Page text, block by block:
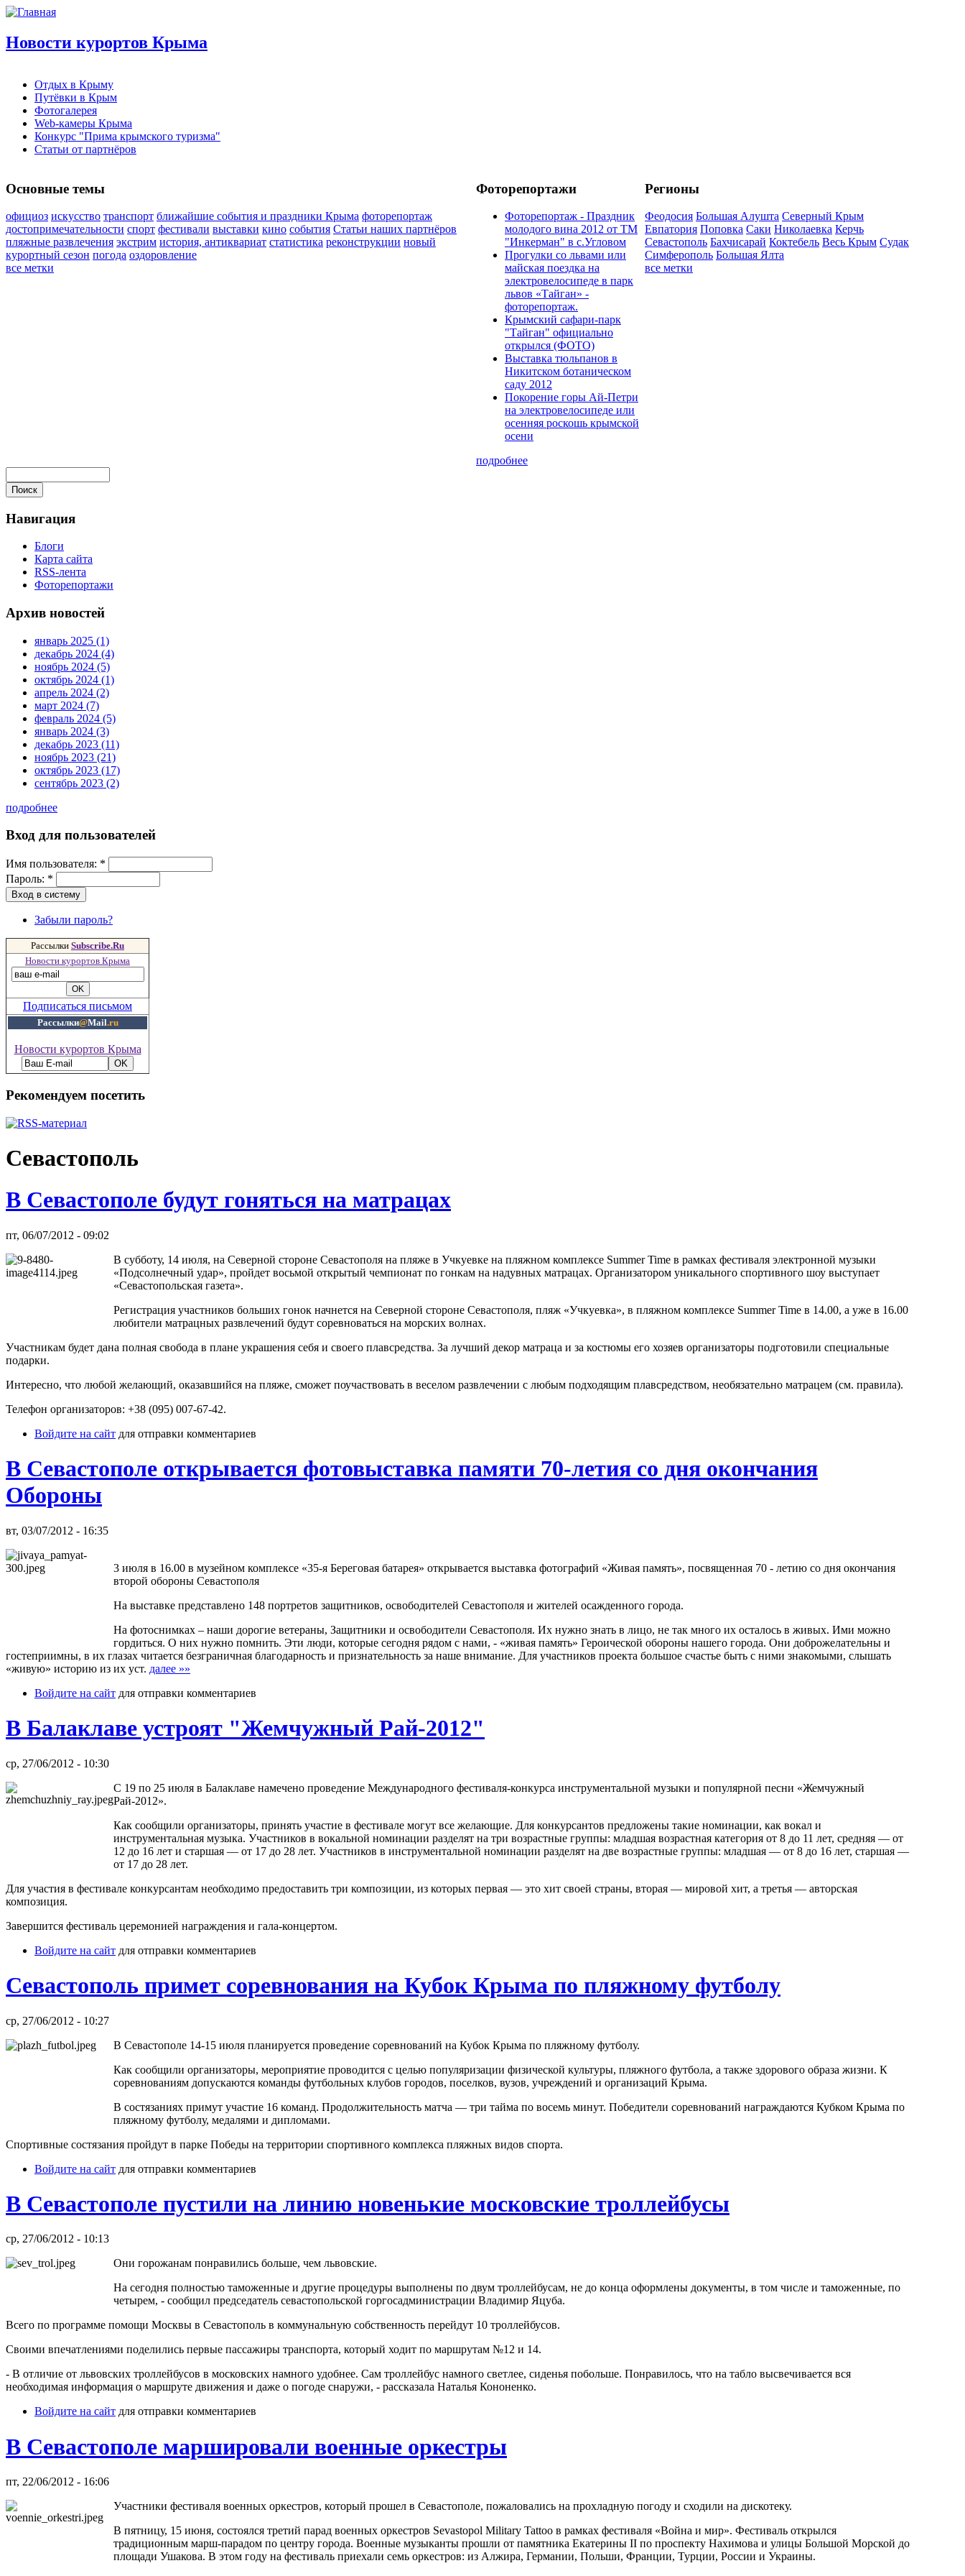
Новости курортов Крыма
Отдых в Крыму
Путёвки в Крым
Фотогалерея
Web-камеры Крыма
Конкурс "Прима крымского туризма"
Статьи от партнёров
Основные темы
официоз искусство транспорт ближайшие события и праздники Крыма фоторепортаж
достопримечательности спорт фестивали выставки кино события Статьи наших партнёров
пляжные развлечения экстрим история, антиквариат статистика реконструкции новый
курортный сезон погода оздоровление
все метки
Фоторепортажи
Фоторепортаж - Праздник
молодого вина 2012 от ТМ
"Инкерман" в с.Угловом
Прогулки cо львами или
майская поездка на
электровелосипеде в парк
львов «Тайган» -
фоторепортаж.
Крымский сафари-парк
"Тайган" официально
открылся (ФОТО)
Выставка тюльпанов в
Никитском ботаническом
саду 2012
Покорение горы Ай-Петри
на электровелосипеде или
осенняя роскошь крымской
осени
подробнее
Регионы
Феодосия Большая Алушта Северный Крым
Евпатория Поповка Саки Николаевка Керчь
Севастополь Бахчисарай Коктебель Весь Крым Судак
Симферополь Большая Ялта
все метки
Навигация
Блоги
Карта сайта
RSS-лента
Фоторепортажи
Архив новостей
январь 2025 (1)
декабрь 2024 (4)
ноябрь 2024 (5)
октябрь 2024 (1)
апрель 2024 (2)
март 2024 (7)
февраль 2024 (5)
январь 2024 (3)
декабрь 2023 (11)
ноябрь 2023 (21)
октябрь 2023 (17)
сентябрь 2023 (2)
подробнее
Вход для пользователей
Имя пользователя: *
Пароль: *
Забыли пароль?
Рассылки Subscribe.Ru
Новости курортов Крыма
Подписаться письмом
Рассылки@Mail.ru
Новости курортов Крыма
Рекомендуем посетить
Севастополь
В Севастополе будут гоняться на матрацах
пт, 06/07/2012 - 09:02
В субботу, 14 июля, на Северной стороне Севастополя на пляже в Учкуевке на пляжном комплексе Summer Time в рамках фестиваля электронной музыки
«Подсолнечный удар», пройдет восьмой открытый чемпионат по гонкам на надувных матрацах. Организатором уникального спортивного шоу выступает
«Севастопольская газета».
Регистрация участников больших гонок начнется на Северной стороне Севастополя, пляж «Учкуевка», в пляжном комплексе Summer Time в 14.00, а уже в 16.00
любители матрацных развлечений будут соревноваться на морских волнах.
Участникам будет дана полная свобода в плане украшения себя и своего плавсредства. За лучший декор матраца и за костюмы его хозяев организаторы подготовили специальные
подарки.
Интересно, что любой желающий, оказавшийся на пляже, сможет поучаствовать в веселом развлечении с любым подходящим плавсредством, необязательно матрацем (см. правила).
Телефон организаторов: +38 (095) 007-67-42.
Войдите на сайт для отправки комментариев
В Севастополе открывается фотовыставка памяти 70-летия со дня окончания
Обороны
вт, 03/07/2012 - 16:35
3 июля в 16.00 в музейном комплексе «35-я Береговая батарея» открывается выставка фотографий «Живая память», посвященная 70 - летию со дня окончания
второй обороны Севастополя
На выставке представлено 148 портретов защитников, освободителей Севастополя и жителей осажденного города.
На фотоснимках – наши дорогие ветераны, Защитники и освободители Севастополя. Их нужно знать в лицо, не так много их осталось в живых. Ими можно
гордиться. О них нужно помнить. Эти люди, которые сегодня рядом с нами, - «живая память» Героической обороны нашего города. Они доброжелательны и
гостеприимны, в их глазах читается безграничная благодарность и признательность за наше внимание. Для участников проекта большое счастье быть с ними знакомыми, слышать
«живую» историю из их уст. далее »»
Войдите на сайт для отправки комментариев
В Балаклаве устроят "Жемчужный Рай-2012"
ср, 27/06/2012 - 10:30
С 19 по 25 июля в Балаклаве намечено проведение Международного фестиваля-конкурса инструментальной музыки и популярной песни «Жемчужный
Рай-2012».
Как сообщили организаторы, принять участие в фестивале могут все желающие. Для конкурсантов предложены такие номинации, как вокал и
инструментальная музыка. Участников в вокальной номинации разделят на три возрастные группы: младшая возрастная категория от 8 до 11 лет, средняя — от
12 до 16 лет и старшая — от 17 до 28 лет. Участников в инструментальной номинации разделят на две возрастные группы: младшая — от 8 до 16 лет, старшая —
от 17 до 28 лет.
Для участия в фестивале конкурсантам необходимо предоставить три композиции, из которых первая — это хит своей страны, вторая — мировой хит, а третья — авторская
композиция.
Завершится фестиваль церемонией награждения и гала-концертом.
Войдите на сайт для отправки комментариев
Севастополь примет соревнования на Кубок Крыма по пляжному футболу
ср, 27/06/2012 - 10:27
В Севастополе 14-15 июля планируется проведение соревнований на Кубок Крыма по пляжному футболу.
Как сообщили организаторы, мероприятие проводится с целью популяризации физической культуры, пляжного футбола, а также здорового образа жизни. К
соревнованиям допускаются команды футбольных клубов городов, поселков, вузов, учреждений и организаций Крыма.
В состязаниях примут участие 16 команд. Продолжительность матча — три тайма по восемь минут. Победители соревнований награждаются Кубком Крыма по
пляжному футболу, медалями и дипломами.
Спортивные состязания пройдут в парке Победы на территории спортивного комплекса пляжных видов спорта.
Войдите на сайт для отправки комментариев
В Севастополе пустили на линию новенькие московские троллейбусы
ср, 27/06/2012 - 10:13
Они горожанам понравились больше, чем львовские.
На сегодня полностью таможенные и другие процедуры выполнены по двум троллейбусам, не до конца оформлены документы, в том числе и таможенные, по
четырем, - сообщил председатель севастопольской горгосадминистрации Владимир Яцуба.
Всего по программе помощи Москвы в Севастополь в коммунальную собственность перейдут 10 троллейбусов.
Своими впечатлениями поделились первые пассажиры транспорта, который ходит по маршрутам №12 и 14.
- В отличие от львовских троллейбусов в московских намного удобнее. Сам троллейбус намного светлее, сиденья побольше. Понравилось, что на табло высвечивается вся
необходимая информация о маршруте движения и даже о погоде снаружи, - рассказала Наталья Кононенко.
Войдите на сайт для отправки комментариев
В Севастополе маршировали военные оркестры
пт, 22/06/2012 - 16:06
Участники фестиваля военных оркестров, который прошел в Севастополе, пожаловались на прохладную погоду и сходили на дискотеку.
В пятницу, 15 июня, состоялся третий парад военных оркестров Sevastopol Military Tattoo в рамках фестиваля «Война и мир». Фестиваль открылся
традиционным марш-парадом по центру города. Военные музыканты прошли от памятника Екатерины II по проспекту Нахимова и улицы Большой Морской до
площади Ушакова. В этом году на фестиваль приехали семь оркестров: из Алжира, Германии, Польши, Франции, Турции, России и Украины.